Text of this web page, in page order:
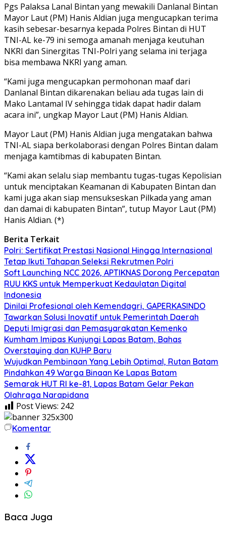
Pgs Palaksa Lanal Bintan yang mewakili Danlanal Bintan
Mayor Laut (PM) Hanis Aldian juga mengucapkan terima
kasih sebesar-besarnya kepada Polres Bintan di HUT
TNI-AL ke-79 ini semoga amanah menjaga keutuhan
NKRI dan Sinergitas TNI-Polri yang selama ini terjaga
bisa membawa NKRI yang aman.
“Kami juga mengucapkan permohonan maaf dari
Danlanal Bintan dikarenakan beliau ada tugas lain di
Mako Lantamal IV sehingga tidak dapat hadir dalam
acara ini”, ungkap Mayor Laut (PM) Hanis Aldian.
Mayor Laut (PM) Hanis Aldian juga mengatakan bahwa
TNI-AL siapa berkolaborasi dengan Polres Bintan dalam
menjaga kamtibmas di kabupaten Bintan.
“Kami akan selalu siap membantu tugas-tugas Kepolisian
untuk menciptakan Keamanan di Kabupaten Bintan dan
kami juga akan siap mensukseskan Pilkada yang aman
dan damai di kabupaten Bintan”, tutup Mayor Laut (PM)
Hanis Aldian. (*)
Berita Terkait
Polri: Sertifikat Prestasi Nasional Hingga Internasional
Tetap Ikuti Tahapan Seleksi Rekrutmen Polri
Soft Launching NCC 2026, APTIKNAS Dorong Percepatan
RUU KKS untuk Memperkuat Kedaulatan Digital
Indonesia
Dinilai Profesional oleh Kemendagri, GAPERKASINDO
Tawarkan Solusi Inovatif untuk Pemerintah Daerah
Deputi Imigrasi dan Pemasyarakatan Kemenko
Kumham Imipas Kunjungi Lapas Batam, Bahas
Overstaying dan KUHP Baru
Wujudkan Pembinaan Yang Lebih Optimal, Rutan Batam
Pindahkan 49 Warga Binaan Ke Lapas Batam
Semarak HUT RI ke-81, Lapas Batam Gelar Pekan
Olahraga Narapidana
Post Views: 242
Komentar
Baca Juga